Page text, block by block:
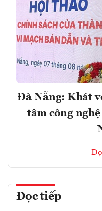
Đà Nẵng: Khát
tâm công
Đọc tiếp